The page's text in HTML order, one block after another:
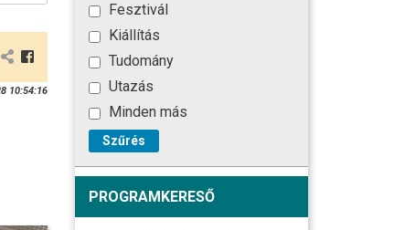
10:54:16
Fesztivál
Kiállítás
Tudomány
Utazás
Minden más
Szűrés
PROGRAMKERESŐ